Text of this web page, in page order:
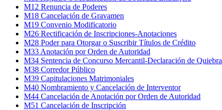
M12 Renuncia de Poderes
M18 Cancelación de Gravamen
M19 Convenio Modificatorio
M26 Rectificación de Inscripciones-Anotaciones
M28 Poder para Otorgar o Suscribir Títulos de Crédito
M33 Anotación por Orden de Autoridad
M34 Sentencia de Concurso Mercantil-Declaración de Quiebra
M38 Corredor Público
M39 Capitulaciones Matrimoniales
M40 Nombramiento y Cancelación de Interventor
M44 Cancelación de Anotación por Orden de Autoridad
M51 Cancelación de Inscripción